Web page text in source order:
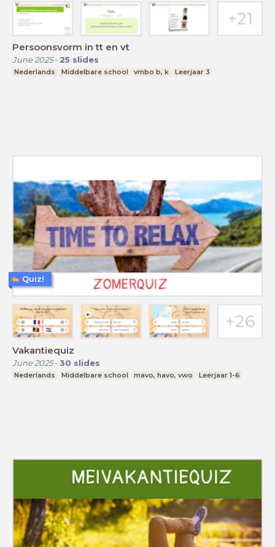
Persoonsvorm in tt en vt
June 2025- 25 slides
Nederlands Middelbare school vmbo b, k Leerjaar 3
Vakantiequiz
June 2025- 30 slides
Nederlands Middelbare school mavo, havo, vwo Leerjaar 1-6
Quiz!